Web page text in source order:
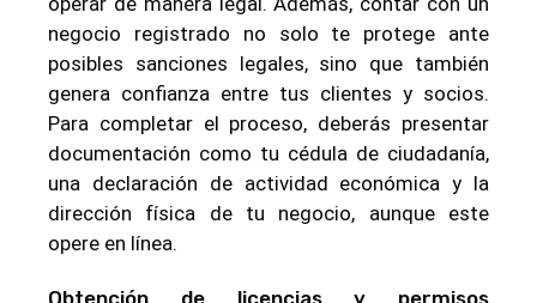
negocio registrado no solo te protege ante
posibles sanciones legales, sino que también
genera confianza entre tus clientes y socios.
Para completar el proceso, deberás presentar
documentación como tu cédula de ciudadanía,
una declaración de actividad económica y la
dirección física de tu negocio, aunque este
opere en línea.